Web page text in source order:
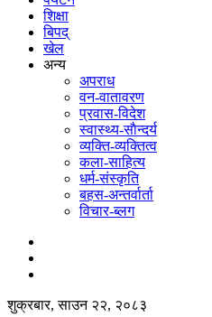
शिक्षा
बिपद्
खेल
अन्य
अपराध
वन-वातावरण
प्रवास-विदेश
स्वास्थ्य-साैन्दर्य
व्यक्ति-व्यक्तित्व
कला-साहित्य
धर्म-संस्कृति
बहस-अन्तर्वार्ता
विचार-ब्लग
शुक्रबार, साउन २२, २०८३